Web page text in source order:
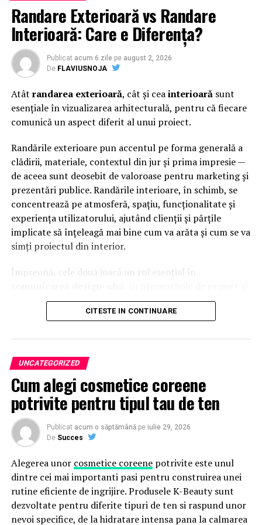
Lideri în segmentul de diagonale de 27 de inchi și mai
mari: Producătorii de monitoare AOC și Philips își
măresc cota de piață
NU RATATI
Amenajeaza-ti casa cu ajutorul comenzilor online.
Merita?
Randare Exterioară vs Randare
Interioară: Care e Diferența?
Publicat acum 6 zile pe august 2, 2026
De FLAVIUSNOJA
Atât randarea exterioară, cât și ceainterioarăsunt
esențiale în vizualizarea arhitecturală, pentru că fiecare
comunică un aspect diferit al unui proiect.
Randările exterioare pun accentul pe forma generală a
clădirii, materiale, contextul din jur și prima impresie —
de aceea sunt deosebit de valoroase pentru marketing și
prezentări publice. Randările interioare, în schimb, se
concentrează pe atmosferă, spațiu, funcționalitate și
experiența utilizatorului, ajutând clienții și părțile
implicate să înțeleagă mai bine cum va arăta și cum se va
simți proiectul din interior.
Împreună, cele două joacă un rol esențial în
în crearea de materiale vizuale convingătoare pentru
Repere Esențiale
Randările exterioare arată forma generală a clădirii,
materialele, contextul și impactul vizual
Randările interioare scot în evidență atmosfera,
utilizatorului
în vizualizarea arhitecturală
Sunt esențiale pentru marketing și ajută la
prezentarea atractivă a proiectelor către clienți,
cumpărători și public
CITESTE IN CONTINUARE
UNCATEGORIZED
Cum alegi cosmetice coreene
potrivite pentru tipul tau de ten
Publicat acum o săptămână pe iulie 29, 2026
De Succes
Alegerea unor cosmetice coreenepotrivite este unul
dintre cei mai importanti pasi pentru construirea unei
rutine eficiente de ingrijire. Produsele K-Beauty sunt
dezvoltate pentru diferite tipuri de ten si raspund unor
nevoi specifice, de la hidratare intensa pana la calmarea